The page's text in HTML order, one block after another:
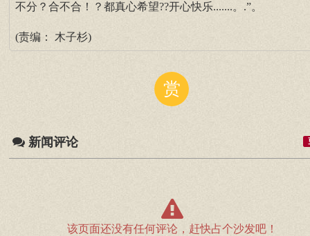
不分？合不合！？都真心希望??开心快乐.......。.”。
(责编： 木子杉)
赏
新闻评论
该页面还没有任何评论，赶快占个沙发吧！